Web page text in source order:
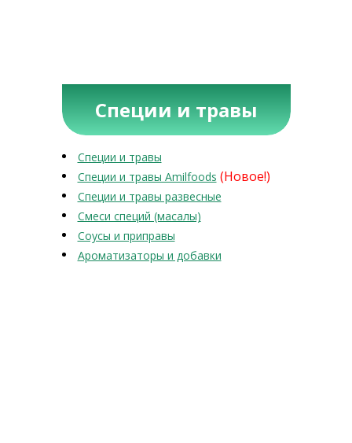
Специи и травы
Специи и травы
Специи и травы Amilfoods (Новое!)
Специи и травы развесные
Смеси специй (масалы)
Соусы и приправы
Ароматизаторы и добавки